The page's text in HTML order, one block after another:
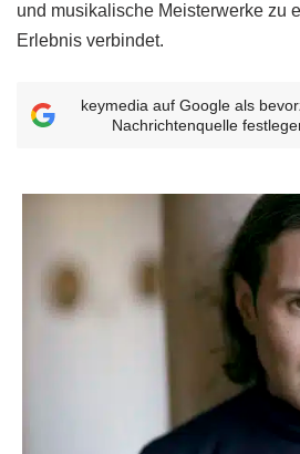
und musikalische Meisterwerke zu
Erlebnis verbindet.
keymedia auf Google als
Nachrichtenquelle